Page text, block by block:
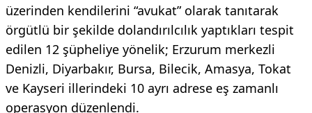
üzerinden kendilerini “avukat” olarak tanıtarak
örgütlü bir şekilde dolandırılcılık yaptıkları tespit
edilen 12 şüpheliye yönelik; Erzurum merkezli
Denizli, Diyarbakır, Bursa, Bilecik, Amasya, Tokat
ve Kayseri illerindeki 10 ayrı adrese eş zamanlı
operasyon düzenlendi.